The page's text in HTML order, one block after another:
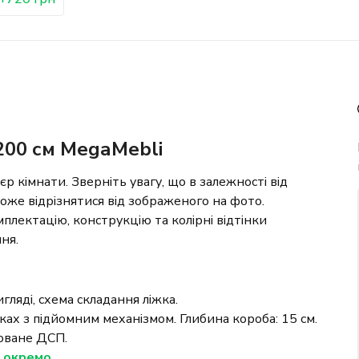
см МеgаМеbli
кімнати. Зверніть увагу, що в залежності від
відрізнятися від зображеного на фото.
конструкцію та колірні відтінки
схема складання ліжка.
з підйомним механізмом. Глибина короба: 15 см.
ДСП.